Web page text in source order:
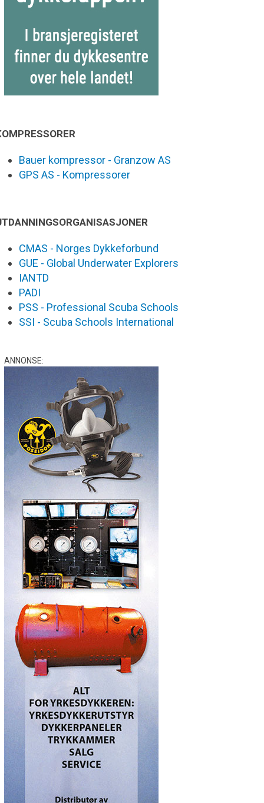
Bauer kompressor - Granzow AS
GPS AS - Kompressorer
CMAS - Norges Dykkeforbund
GUE - Global Underwater Explorers
IANTD
PADI
PSS - Professional Scuba Schools
SSI - Scuba Schools International
ANNONSE: